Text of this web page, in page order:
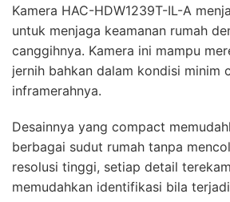
Kamera HAC-HDW1239T-IL-A
untuk menjaga keamanan rumah
canggihnya. Kamera ini mampu
jernih bahkan dalam kondisi minim
inframerahnya.
Desainnya yang compact
berbagai sudut rumah tanpa
resolusi tinggi, setiap detail
memudahkan identifikasi bila